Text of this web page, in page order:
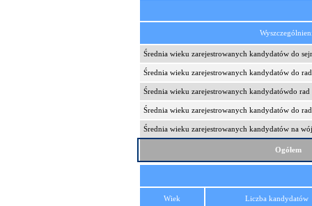
Średnia wieku zarejestrowanych kandydatów do
Średnia wieku zarejestrowanych kandydatów do
Średnia wieku zarejestrowanych kandydatówdo
Średnia wieku zarejestrowanych kandydatów do
Średnia wieku zarejestrowanych kandydatów na
Ogółem
Wiek Liczba kandydatów